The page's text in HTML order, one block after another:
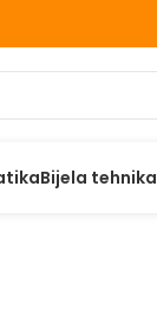
Bijela tehnika